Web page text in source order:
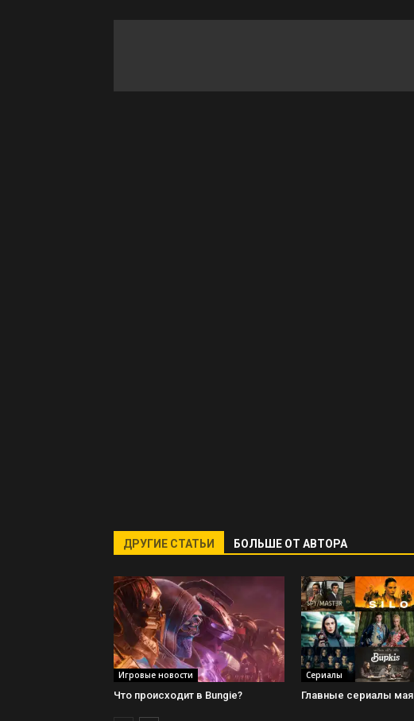
ДРУГИЕ СТАТЬИ БОЛЬШЕ ОТ АВТОРА
Игровые новости
Что происходит в Bungie?
Сериалы
Главные сериалы мая